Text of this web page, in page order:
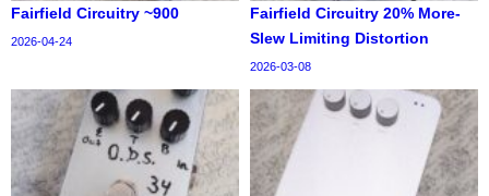
Fairfield Circuitry ~900
2026-04-24
Fairfield Circuitry 20% More-
Slew Limiting Distortion
2026-03-08